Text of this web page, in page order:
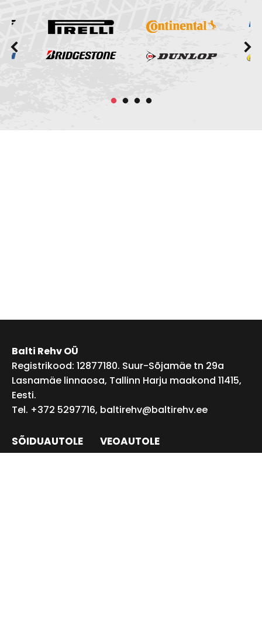
Balti Rehv OÜ
Registrikood: 12877180. Suur-Sõjamäe tn 29a
Lasnamäe linnaosa, Tallinn Harju maakond 11415,
Eesti.
Tel. +372 5297716, baltirehv@baltirehv.ee
SÕIDUAUTOLE
VEOAUTOLE